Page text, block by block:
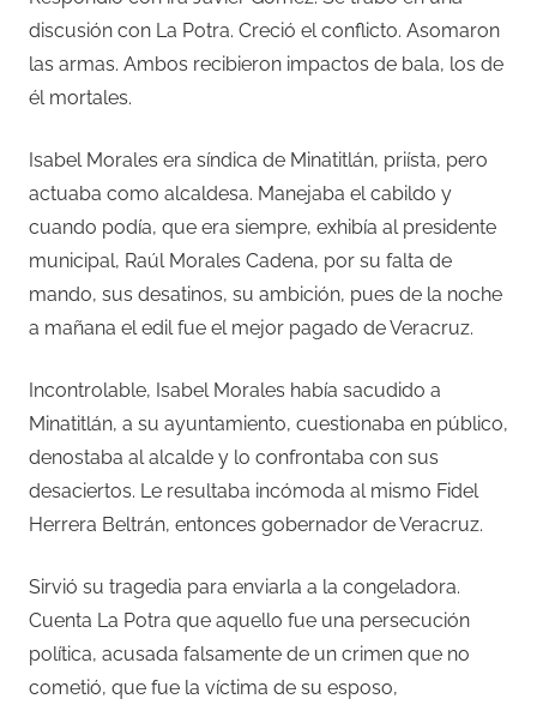
discusión con La Potra. Creció el conflicto. Asomaron
las armas. Ambos recibieron impactos de bala, los de
él mortales.
Isabel Morales era síndica de Minatitlán, priísta, pero
actuaba como alcaldesa. Manejaba el cabildo y
cuando podía, que era siempre, exhibía al presidente
municipal, Raúl Morales Cadena, por su falta de
mando, sus desatinos, su ambición, pues de la noche
a mañana el edil fue el mejor pagado de Veracruz.
Incontrolable, Isabel Morales había sacudido a
Minatitlán, a su ayuntamiento, cuestionaba en público,
denostaba al alcalde y lo confrontaba con sus
desaciertos. Le resultaba incómoda al mismo Fidel
Herrera Beltrán, entonces gobernador de Veracruz.
Sirvió su tragedia para enviarla a la congeladora.
Cuenta La Potra que aquello fue una persecución
política, acusada falsamente de un crimen que no
cometió, que fue la víctima de su esposo,